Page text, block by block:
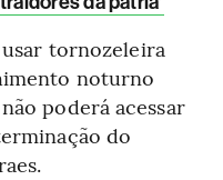
tornozeleira
noturno
poderá acessar
do